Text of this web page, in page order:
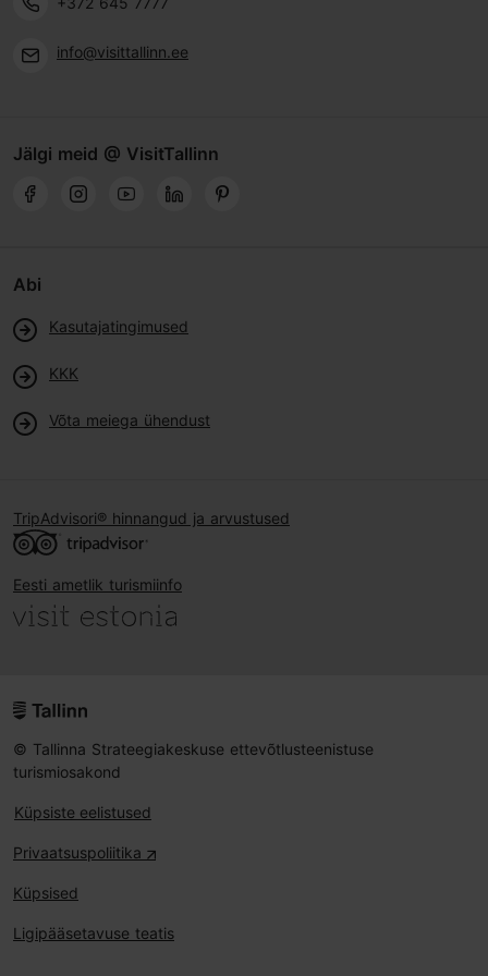
info@visittallinn.ee
Jälgi meid @ VisitTallinn
Abi
Kasutajatingimused
KKK
Võta meiega ühendust
TripAdvisori® hinnangud ja arvustused
Eesti ametlik turismiinfo
© Tallinna Strateegiakeskuse ettevõtlusteenistuse
turismiosakond
Küpsiste eelistused
Privaatsuspoliitika
Küpsised
Ligipääsetavuse teatis